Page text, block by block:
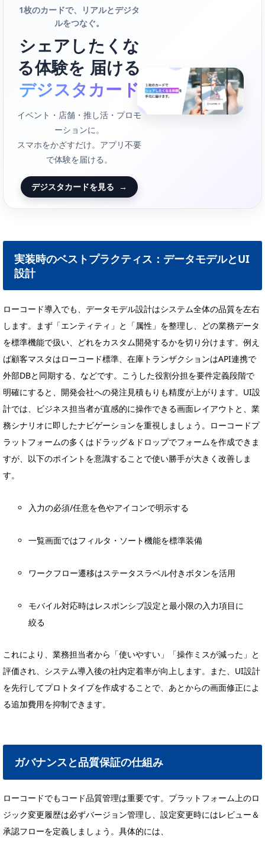
1枚のカードで、リアルとデジタ
ルをつなぐ。
シェアしたくな
る体験を 届ける
デジスタカード
イベント・店舗・推し活・プロモ
ーションに。
スマホをかざすだけ。アプリ不要
で体験を届ける。
デジスタカードを見る →
実装時のベストプラクティス：データモデルとUI
設計
ローコード導入でも、データモデル設計はシステム全体の品質を左右
します。まず「エンティティ」と「属性」を整理し、どの業務データ
を標準機能で扱い、どれをカスタム開発するかを切り分けます。例え
ば顧客マスタはローコード標準、在庫トランザクションはAPI連携で
外部DBと同期する、などです。こうした役割分担を要件定義段階で
明確にすると、開発会社への発注見積もりも精度が上がります。UI設
計では、ビジネス担当者が直感的に操作できる画面レイアウトと、業
務シナリオに即したナビゲーションを重視しましょう。ローコードプ
ラットフォームの多くはドラッグ＆ドロップでフォームを作成できま
すが、以下のポイントを意識することで使い勝手が大きく改善しま
す。
入力の必須/任意を色やアイコンで明示する
一覧画面ではフィルタ・ソート機能を標準装備
ワークフロー遷移はステータスラベル付きボタンを活用
モバイル対応時はレスポンシブ設定と最小限の入力項目に
絞る
これにより、業務担当者から「使いやすい」「操作ミスが減った」と
評価され、システム導入後の社内定着率が向上します。また、UI設計
を先行してプロトタイプを作成することで、あとからの画面修正によ
る追加費用を抑制できます。
ガバナンスと品質保証の仕組み
ローコードでもコード品質管理は重要です。プラットフォーム上のロ
ジック変更履歴は必ずバージョン管理し、設定変更時にはレビュー＆
承認フローを定義しましょう。具体的には、